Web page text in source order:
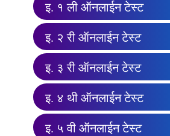
इ. १ ली ऑनलाईन टेस्ट
इ. २ री ऑनलाईन टेस्ट
इ. ३ री ऑनलाईन टेस्ट
इ. ४ थी ऑनलाईन टेस्ट
इ. ५ वी ऑनलाईन टेस्ट